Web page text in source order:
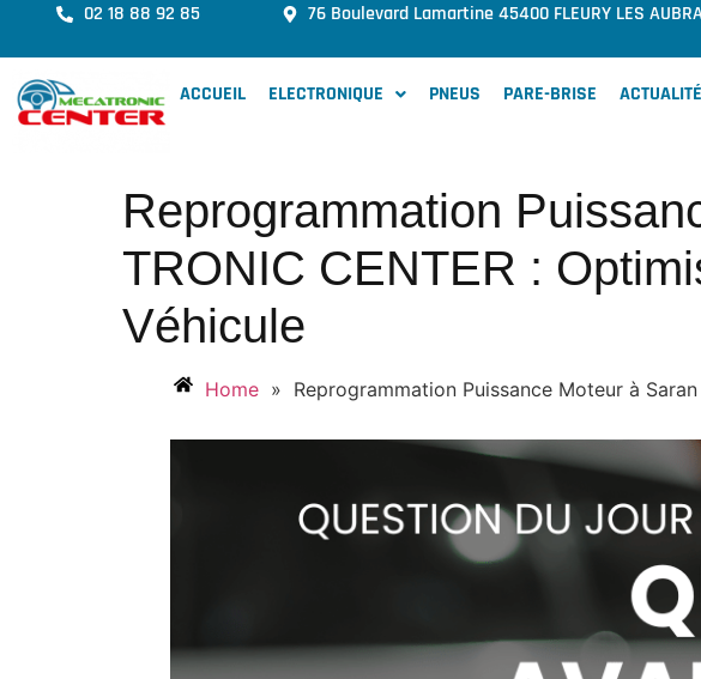
02 18 88 92 85 76 Boulevard Lamartine 45400 FLEURY LES
ACCUEIL ELECTRONIQUE PNEUS PARE-BRISE
Reprogrammation
TRONIC CENTER :
Véhicule
Home » Reprogrammation Puissance Moteur à